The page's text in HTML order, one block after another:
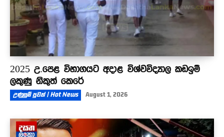
2025 උ.පෙළ විභාගයට අදාළ විශ්වවිද්‍යාල කඩඉම්
ලකුණු නිකුත් කෙරේ
උණුසුම් පුවත් | Hot News August 1, 2026